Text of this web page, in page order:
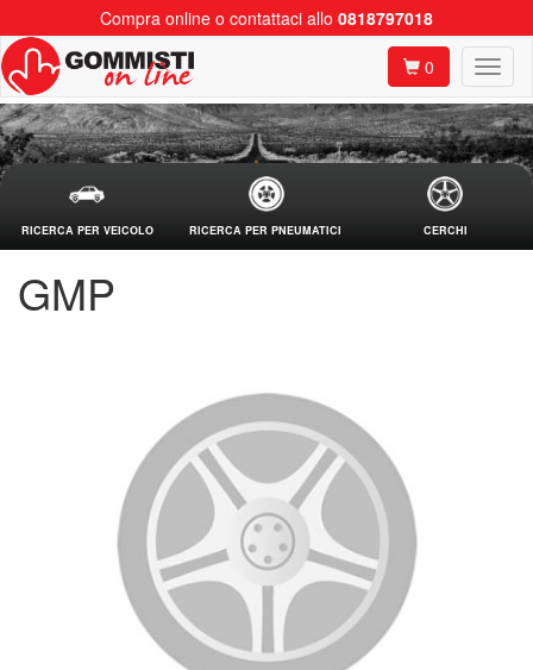
Compra online o contattaci allo 0818797018
0
RICERCA PER VEICOLO RICERCA PER PNEUMATICI CERCHI
GMP